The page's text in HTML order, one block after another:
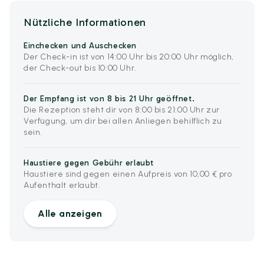
Nützliche Informationen
Einchecken und Auschecken
Der Check-in ist von 14:00 Uhr bis 20:00 Uhr möglich,
der Check-out bis 10:00 Uhr.
Der Empfang ist von 8 bis 21 Uhr geöffnet.
Die Rezeption steht dir von 8:00 bis 21:00 Uhr zur
Verfügung, um dir bei allen Anliegen behilflich zu
sein.
Haustiere gegen Gebühr erlaubt
Haustiere sind gegen einen Aufpreis von 10,00 € pro
Aufenthalt erlaubt.
Alle anzeigen